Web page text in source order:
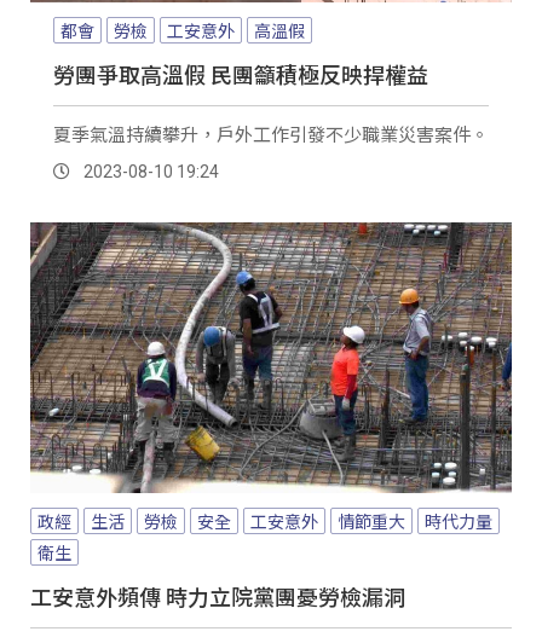
都會 勞檢 工安意外 高溫假
勞團爭取高溫假 民團籲積極反映捍權益
夏季氣溫持續攀升，戶外工作引發不少職業災害案件。
2023-08-10 19:24
政經 生活 勞檢 安全 工安意外 情節重大
時代力量
衛生
工安意外頻傳 時力立院黨團憂勞檢漏洞